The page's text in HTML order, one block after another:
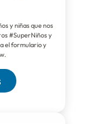
y niñas que nos
#SuperNiños y
el formulario y